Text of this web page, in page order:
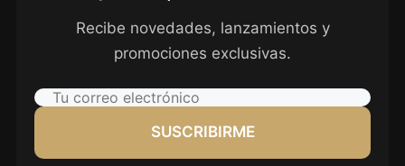
Recibe novedades, lanzamientos y
promociones exclusivas.
SUSCRIBIRME